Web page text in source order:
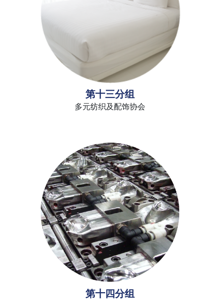
第十三分组
多元纺织及配饰协会
第十四分组